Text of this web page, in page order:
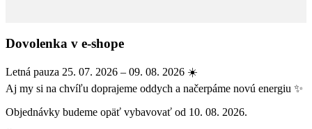
Dovolenka v e-shope
Letná pauza 25. 07. 2026 – 09. 08. 2026 ☀️
Aj my si na chvíľu doprajeme oddych a načerpáme novú energiu ✨
Objednávky budeme opäť vybavovať od 10. 08. 2026.